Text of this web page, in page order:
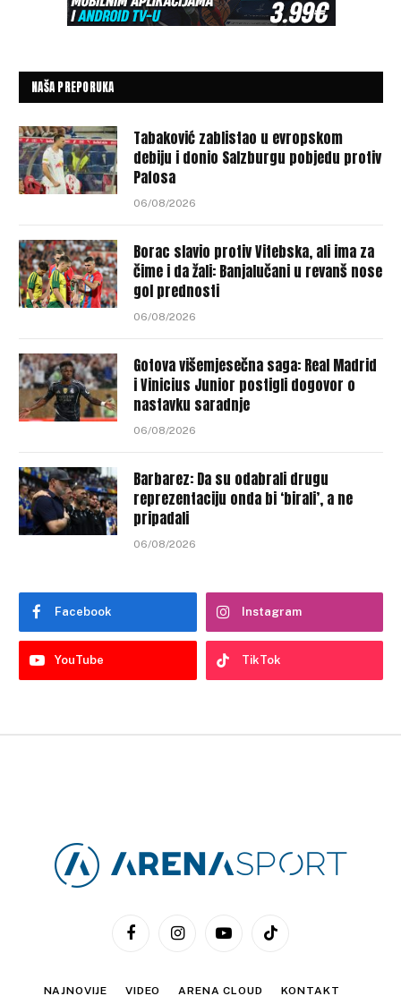
NAŠA PREPORUKA
Tabaković zablistao u evropskom
debiju i donio Salzburgu pobjedu protiv
Pafosa
06/08/2026
Borac slavio protiv Vitebska, ali ima za
čime i da žali: Banjalučani u revanš nose
gol prednosti
06/08/2026
Gotova višemjesečna saga: Real Madrid
i Vinicius Junior postigli dogovor o
nastavku saradnje
06/08/2026
Barbarez: Da su odabrali drugu
reprezentaciju onda bi ‘birali’, a ne
pripadali
06/08/2026
Facebook Instagram
YouTube TikTok
FacebookInstagramYouTubeTikTok
NAJNOVIJE VIDEO ARENA CLOUD KONTAKT